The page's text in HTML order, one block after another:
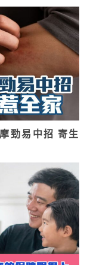
勁易中招 寄生